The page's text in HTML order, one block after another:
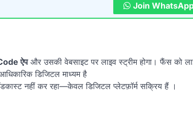
Join
ऐपऔर उसकी वेबसाइट पर लाइव स्ट्रीम होगा। फैंस को
डिजिटल माध्यम है
नहीं कर रहा—केवल डिजिटल प्लेटफ़ॉर्म सक्रिय हैं ।